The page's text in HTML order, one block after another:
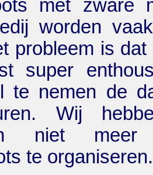
met zware
worden
probleem is
super
te nemen de
Wij
niet meer
te organiseren.